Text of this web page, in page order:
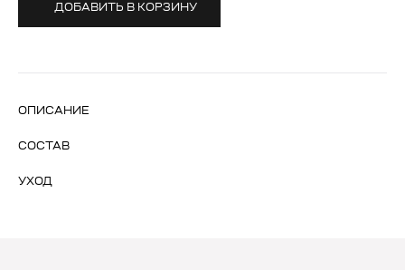
ДОБАВИТЬ В КОРЗИНУ
ОПИСАНИЕ
СОСТАВ
УХОД